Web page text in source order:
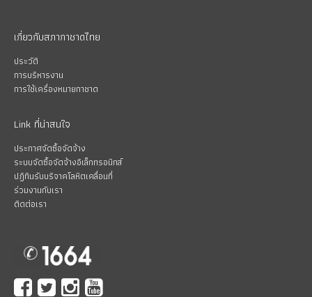
เกี่ยวกับสภากาชาดไทย
ประวัติ
การบริหารงาน
การใช้เครื่องหมายกาชาด
Link ที่น่าสนใจ
ประกาศจัดซื้อจัดจ้าง
ระบบจัดซื้อจัดจ้างอิเล็กทรอนิกส์
ปฏิทินรับบริจาคโลหิตเคลื่อนที่
ร่วมงานกับเรา
ติดต่อเรา